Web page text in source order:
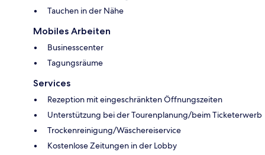
Tauchen in der Nähe
Mobiles Arbeiten
Businesscenter
Tagungsräume
Services
Rezeption mit eingeschränkten Öffnungszeiten
Unterstützung bei der Tourenplanung/beim Ticketerwerb
Trockenreinigung/Wäschereiservice
Kostenlose Zeitungen in der Lobby